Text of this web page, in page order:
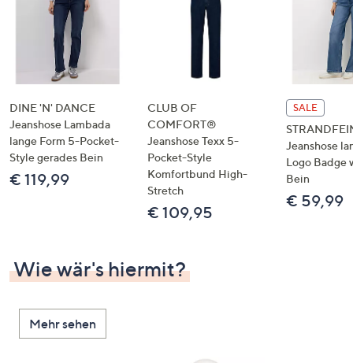
DINE 'N' DANCE
Jeanshose Lambada
lange Form 5-Pocket-
Style gerades Bein
€ 119,99
CLUB OF
COMFORT®
Jeanshose Texx 5-
Pocket-Style
Komfortbund High-
Stretch
€ 109,95
SALE
Jeanshose
Logo Badge
Bein
€ 59,99
Wie wär's hiermit?
Mehr sehen